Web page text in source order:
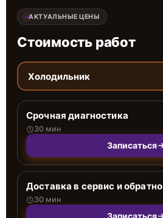
АКТУАЛЬНЫЕ ЦЕНЫ
Стоимость работ
Холодильник
Срочная диагностика
30 мин
Записаться
Доставка в сервис и обратно
30 мин
Записаться